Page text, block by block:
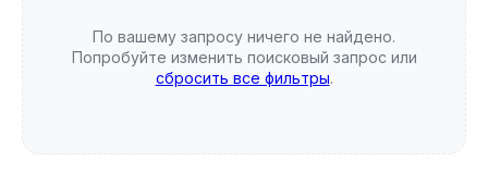
По вашему запросу ничего не найдено.
Попробуйте изменить поисковый запрос или
сбросить все фильтры.